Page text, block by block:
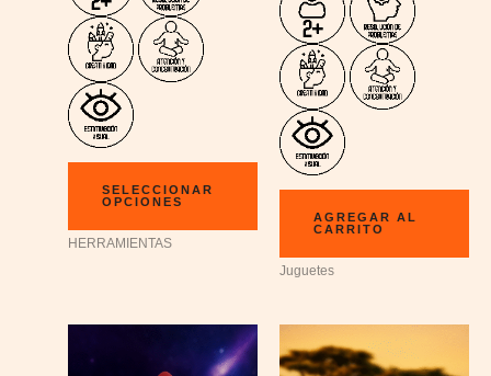
SELECCIONAR
OPCIONES
HERRAMIENTAS
AGREGAR AL
CARRITO
Juguetes